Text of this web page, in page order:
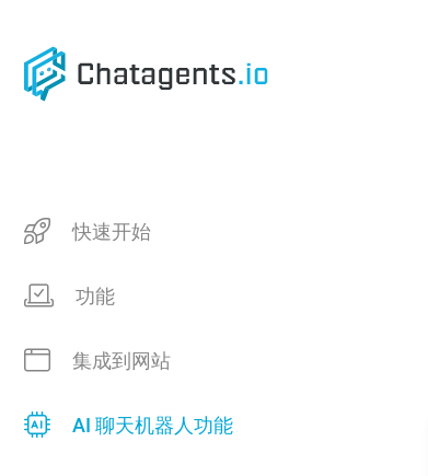
main
content
快速开始
功能
集成到网站
AI 聊天机器人功能